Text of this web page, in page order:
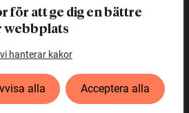
för att ge dig en bättre
webbplats
hanterar kakor
alla Acceptera alla